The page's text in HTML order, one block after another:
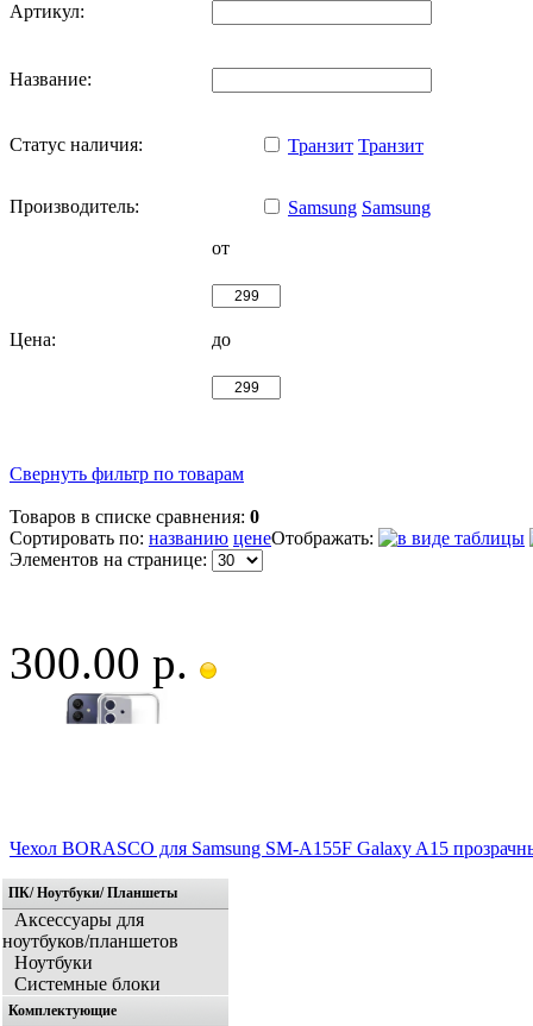
Артикул:
Название:
Статус наличия: Транзит Транзит
Производитель: Samsung Samsung
Цена:
от
до
Свернуть фильтр по товарам
Товаров в списке сравнения: 0
Сортировать по: названию ценеОтображать:
Элементов на странице:
300.00 р.
Чехол BORASCO для Samsung SM-A155F Galaxy A15
ПК/ Ноутбуки/ Планшеты
Аксессуары для
ноутбуков/планшетов
Ноутбуки
Системные блоки
Комплектующие